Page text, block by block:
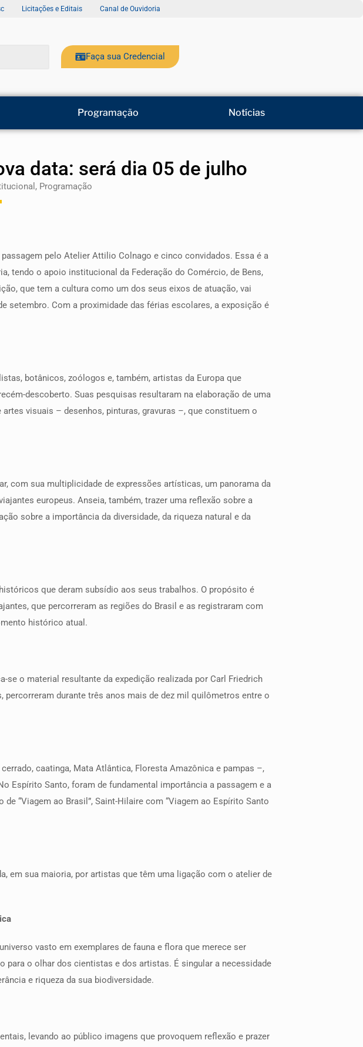
Licitações e Editais Canal de Ouvidoria
Faça sua Credencial
Programação Notícias
data: será dia 05 de julho
, Programação
pelo Atelier Attilio Colnago e cinco convidados. Essa é a
tendo o apoio institucional da Federação do Comércio, de Bens,
que tem a cultura como um dos seus eixos de atuação, vai
setembro. Com a proximidade das férias escolares, a exposição é
botânicos, zoólogos e, também, artistas da Europa que
descoberto. Suas pesquisas resultaram na elaboração de uma
visuais – desenhos, pinturas, gravuras –, que constituem o
com sua multiplicidade de expressões artísticas, um panorama da
europeus. Anseia, também, trazer uma reflexão sobre a
sobre a importância da diversidade, da riqueza natural e da
que deram subsídio aos seus trabalhos. O propósito é
que percorreram as regiões do Brasil e as registraram com
histórico atual.
o material resultante da expedição realizada por Carl Friedrich
percorreram durante três anos mais de dez mil quilômetros entre o
caatinga, Mata Atlântica, Floresta Amazônica e pampas –,
Espírito Santo, foram de fundamental importância a passagem e a
“Viagem ao Brasil”, Saint-Hilaire com “Viagem ao Espírito Santo
em sua maioria, por artistas que têm uma ligação com o atelier de
vasto em exemplares de fauna e flora que merece ser
para o olhar dos cientistas e dos artistas. É singular a necessidade
e riqueza da sua biodiversidade.
levando ao público imagens que provoquem reflexão e prazer